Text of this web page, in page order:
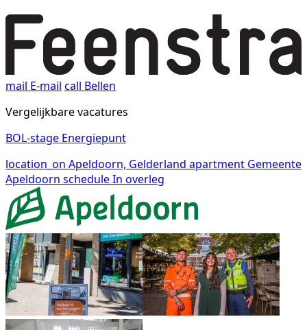
mail E-mail call Bellen
Vergelijkbare vacatures
BOL-stage Energiepunt
location_on Apeldoorn, Gelderland apartment Gemeente
Apeldoorn scheduleIn overleg